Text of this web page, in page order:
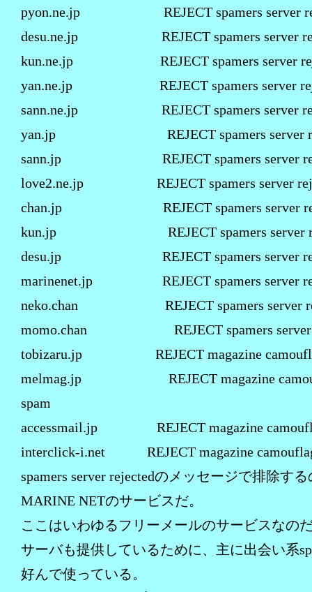
pyon.ne.jp REJECT spamers server
desu.ne.jp REJECT spamers server
kun.ne.jp REJECT spamers server
yan.ne.jp REJECT spamers server
sann.ne.jp REJECT spamers server
yan.jp REJECT spamers server
sann.jp REJECT spamers server
love2.ne.jp REJECT spamers server
chan.jp REJECT spamers server
kun.jp REJECT spamers server
desu.jp REJECT spamers server
marinenet.jp REJECT spamers server
neko.chan REJECT spamers server
momo.chan REJECT spamers server
tobizaru.jp REJECT magazine
melmag.jp REJECT magazine
spam
accessmail.jp REJECT magazine
interclick-i.net REJECT magazine
spamers server rejectedのメッセージで排除す
MARINE NETのサービスだ。
ここはいわゆるフリーメールのサービスなの
サーバも提供しているために、主に出会い系
好んで使っている。